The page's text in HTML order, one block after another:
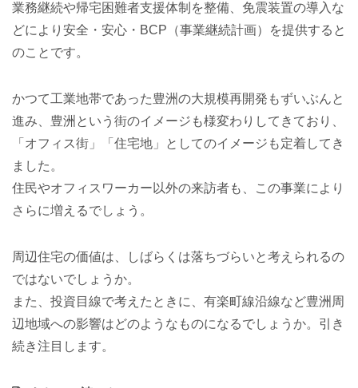
業務継続や帰宅困難者支援体制を整備、免震装置の導入な
どにより安全・安心・BCP（事業継続計画）を提供すると
のことです。
かつて工業地帯であった豊洲の大規模再開発もずいぶんと
進み、豊洲という街のイメージも様変わりしてきており、
「オフィス街」「住宅地」としてのイメージも定着してき
ました。
住民やオフィスワーカー以外の来訪者も、この事業により
さらに増えるでしょう。
周辺住宅の価値は、しばらくは落ちづらいと考えられるの
ではないでしょうか。
また、投資目線で考えたときに、有楽町線沿線など豊洲周
辺地域への影響はどのようなものになるでしょうか。引き
続き注目します。